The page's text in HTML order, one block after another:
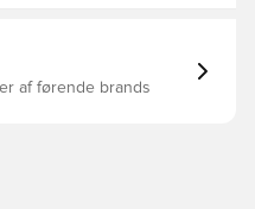
af førende brands